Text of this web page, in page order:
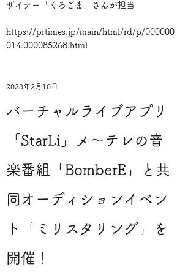
ザイナー「くろごま」さんが担当
https://prtimes.jp/main/html/rd/p/000000
014.000085268.html
2023年2月10日
バーチャルライブアプリ
「StarLi」メ～テレの音
楽番組「BomberE」と共
同オーディションイベン
ト「ミリスタリング」を
開催！